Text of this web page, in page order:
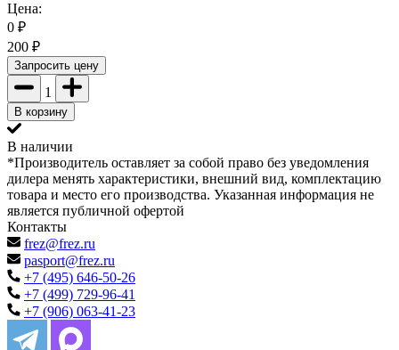
Цена:
0 ₽
200 ₽
Запросить цену
1
В корзину
В наличии
*Производитель оставляет за собой право без уведомления
дилера менять характеристики, внешний вид, комплектацию
товара и место его производства. Указанная информация не
является публичной офертой
Контакты
frez@frez.ru
pasport@frez.ru
+7 (495) 646-50-26
+7 (499) 729-96-41
+7 (906) 063-41-23